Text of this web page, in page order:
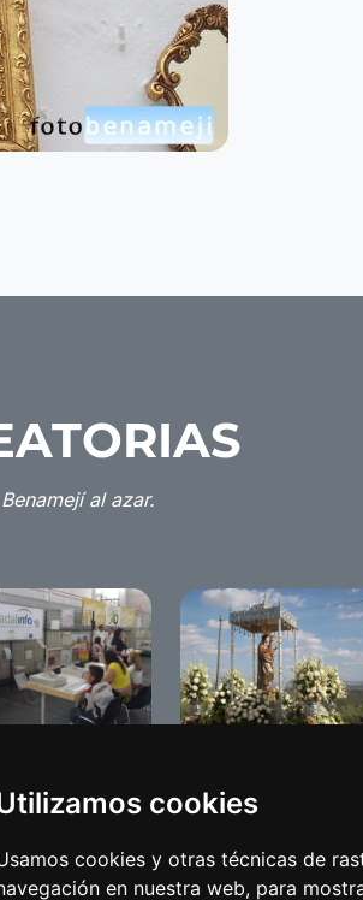
cookies
cookies y otras técnicas de
en nuestra web, para
al azar.
2008